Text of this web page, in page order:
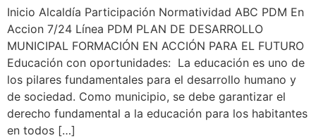
Inicio Alcaldía Participación Normatividad ABC PDM En
Accion 7/24 Línea PDM PLAN DE DESARROLLO
MUNICIPAL FORMACIÓN EN ACCIÓN PARA EL FUTURO
Educación con oportunidades: La educación es uno de
los pilares fundamentales para el desarrollo humano y
de sociedad. Como municipio, se debe garantizar el
derecho fundamental a la educación para los habitantes
en todos […]